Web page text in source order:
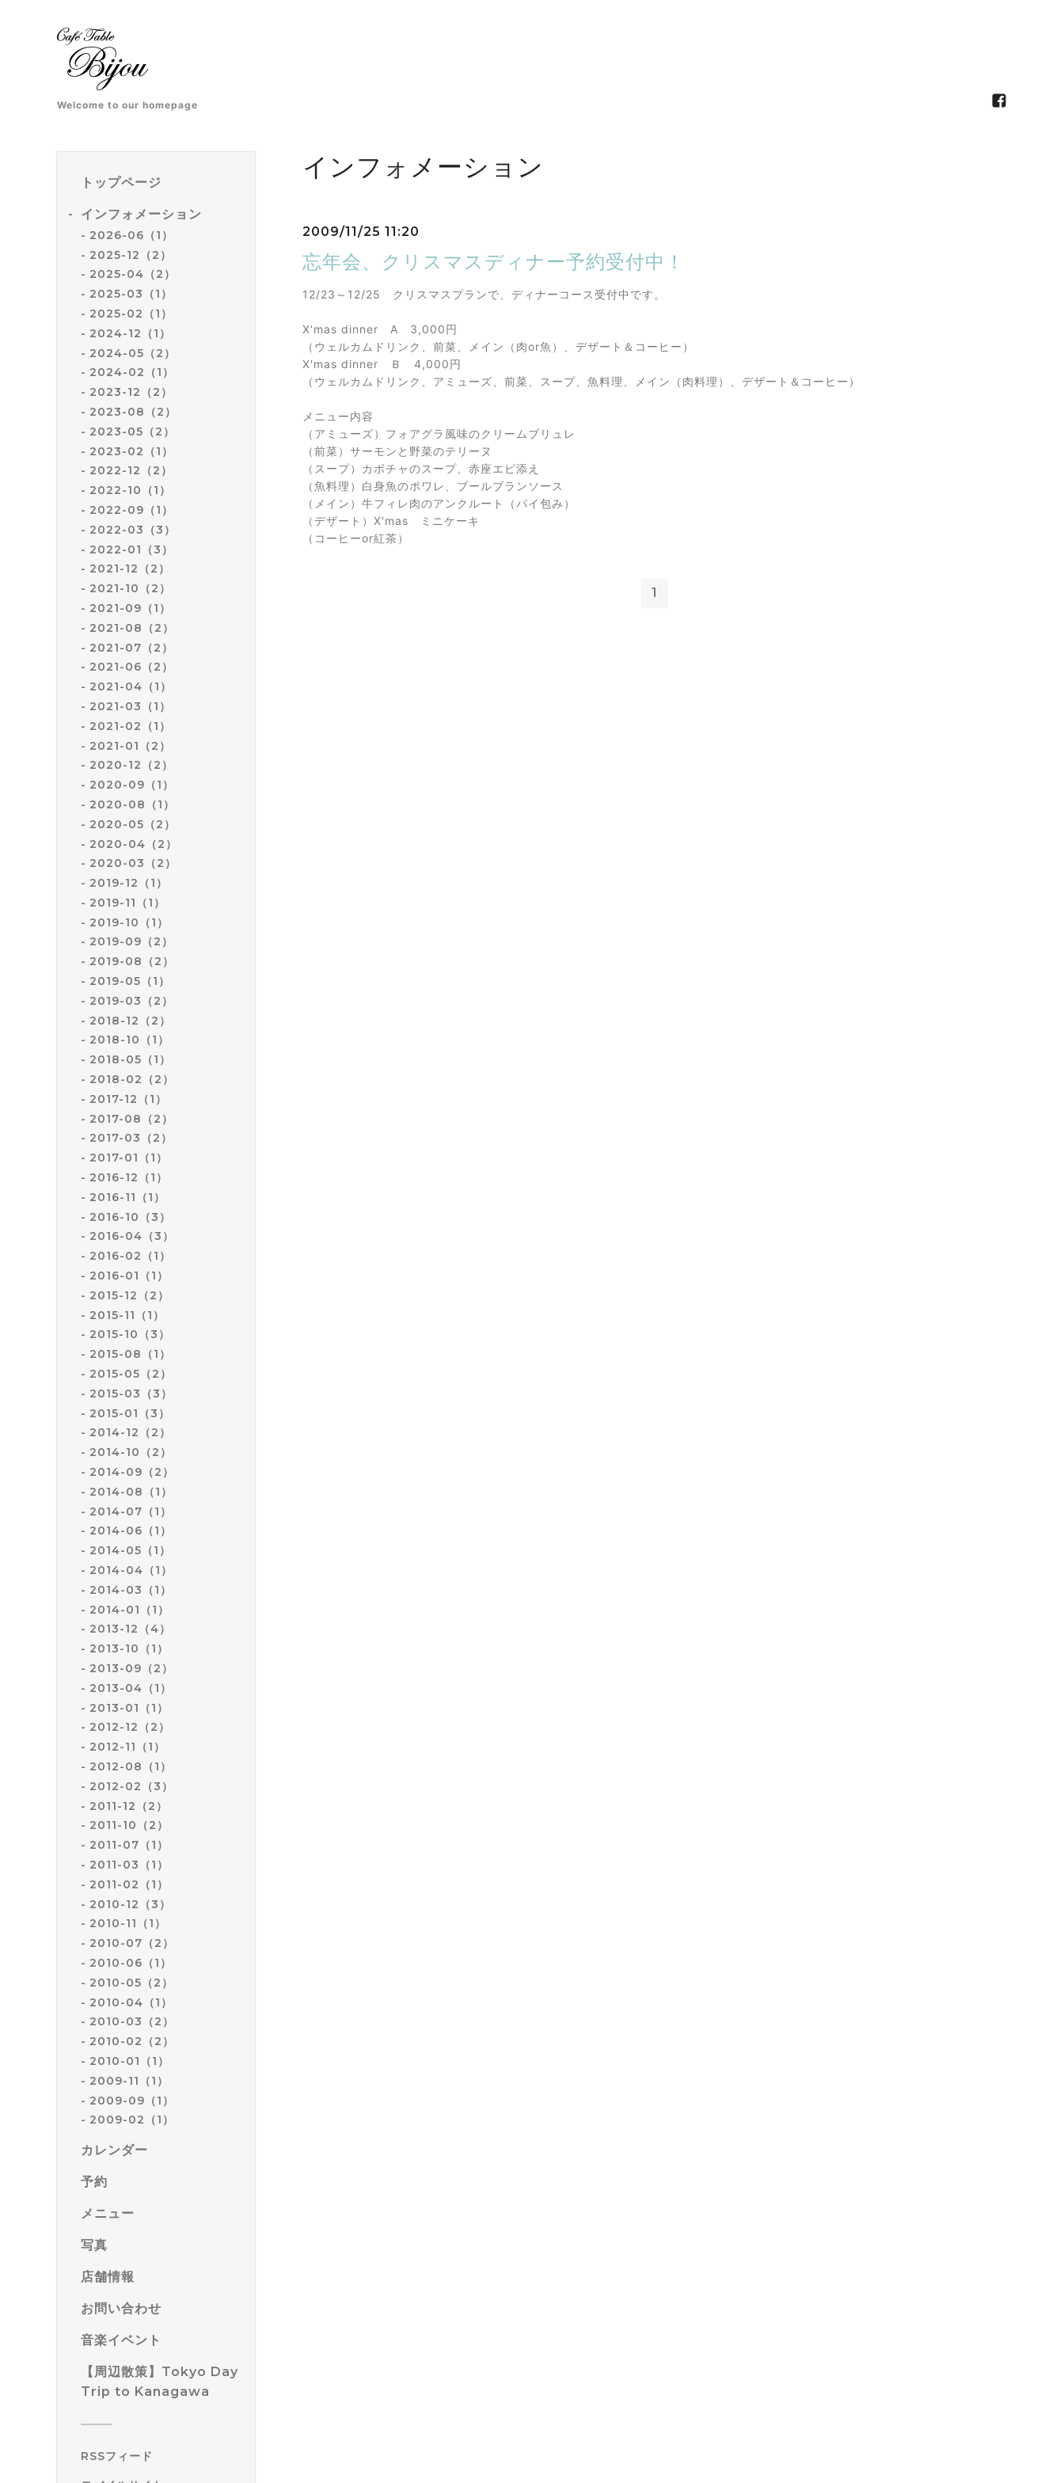
Welcome to our homepage
トップページ
インフォメーション
2026-06（1）
2025-12（2）
2025-04（2）
2025-03（1）
2025-02（1）
2024-12（1）
2024-05（2）
2024-02（1）
2023-12（2）
2023-08（2）
2023-05（2）
2023-02（1）
2022-12（2）
2022-10（1）
2022-09（1）
2022-03（3）
2022-01（3）
2021-12（2）
2021-10（2）
2021-09（1）
2021-08（2）
2021-07（2）
2021-06（2）
2021-04（1）
2021-03（1）
2021-02（1）
2021-01（2）
2020-12（2）
2020-09（1）
2020-08（1）
2020-05（2）
2020-04（2）
2020-03（2）
2019-12（1）
2019-11（1）
2019-10（1）
2019-09（2）
2019-08（2）
2019-05（1）
2019-03（2）
2018-12（2）
2018-10（1）
2018-05（1）
2018-02（2）
2017-12（1）
2017-08（2）
2017-03（2）
2017-01（1）
2016-12（1）
2016-11（1）
2016-10（3）
2016-04（3）
2016-02（1）
2016-01（1）
2015-12（2）
2015-11（1）
2015-10（3）
2015-08（1）
2015-05（2）
2015-03（3）
2015-01（3）
2014-12（2）
2014-10（2）
2014-09（2）
2014-08（1）
2014-07（1）
2014-06（1）
2014-05（1）
2014-04（1）
2014-03（1）
2014-01（1）
2013-12（4）
2013-10（1）
2013-09（2）
2013-04（1）
2013-01（1）
2012-12（2）
2012-11（1）
2012-08（1）
2012-02（3）
2011-12（2）
2011-10（2）
2011-07（1）
2011-03（1）
2011-02（1）
2010-12（3）
2010-11（1）
2010-07（2）
2010-06（1）
2010-05（2）
2010-04（1）
2010-03（2）
2010-02（2）
2010-01（1）
2009-11（1）
2009-09（1）
2009-02（1）
カレンダー
予約
メニュー
写真
店舗情報
お問い合わせ
音楽イベント
【周辺散策】Tokyo Day
Trip to Kanagawa
RSSフィード
インフォメーション
2009/11/25 11:20
忘年会、クリスマスディナー予約受付中！
12/23～12/25 クリスマスプランで、ディナーコース受付中です。
X'mas dinner A 3,000円
（ウェルカムドリンク、前菜、メイン（肉or魚）、デザート＆コーヒー）
X'mas dinner Ｂ 4,000円
（ウェルカムドリンク、アミューズ、前菜、スープ、魚料理、メイン（肉料理）、デザート＆コーヒー）
メニュー内容
（アミューズ）フォアグラ風味のクリームブリュレ
（前菜）サーモンと野菜のテリーヌ
（スープ）カボチャのスープ、赤座エビ添え
（魚料理）白身魚のポワレ、ブールブランソース
（メイン）牛フィレ肉のアンクルート（パイ包み）
（デザート）X'mas ミニケーキ
（コーヒーor紅茶）
1